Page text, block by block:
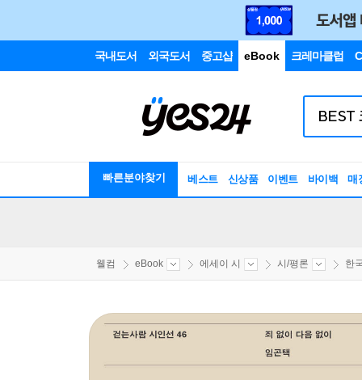
국내도서 외국도서 중고샵 eBook 크레마클럽
빠른분야찾기 베스트 신상품 이벤트 바이백 매
웰컴 eBook 에세이 시 시/평론 한